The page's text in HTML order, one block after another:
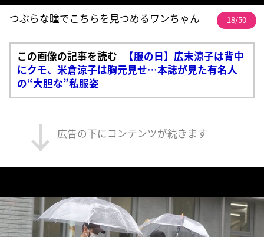
つぶらな瞳でこちらを見つめるワンちゃん 18/50
この画像の記事を読む
【服の日】広末涼子は背中
にクモ、米倉涼子は胸元見せ…本誌が見た有名人
の“大胆な”私服姿
広告の下にコンテンツが続きます